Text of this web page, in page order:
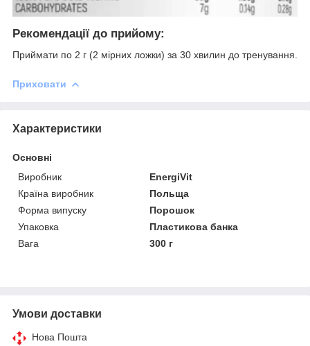
Рекомендації до прийому:
Приймати по 2 г (2 мірних ложки) за 30 хвилин до тренування.
Приховати
Характеристики
Основні
Виробник
EnergiVit
Країна виробник
Польща
Форма випуску
Порошок
Упаковка
Пластикова банка
Вага
300 г
Умови доставки
Нова Пошта